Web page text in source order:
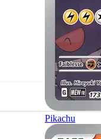
Pikachu